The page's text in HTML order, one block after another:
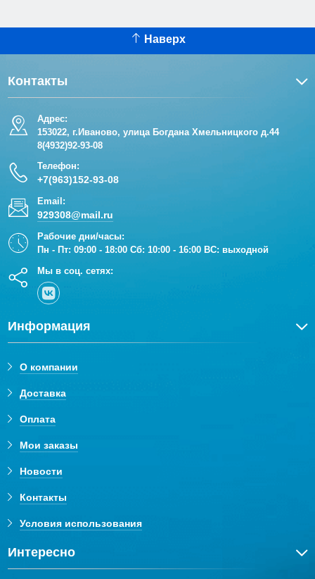
Наверх
Контакты
Адрес:
153022, г.Иваново, улица Богдана Хмельницкого д.44
8(4932)92-93-08
Телефон:
+7(963)152-93-08
Email:
929308@mail.ru
Рабочие дни/часы:
Пн - Пт: 09:00 - 18:00 Сб: 10:00 - 16:00 ВС: выходной
Мы в соц. сетях:
Информация
О компании
Доставка
Оплата
Мои заказы
Новости
Контакты
Условия использования
Интересно